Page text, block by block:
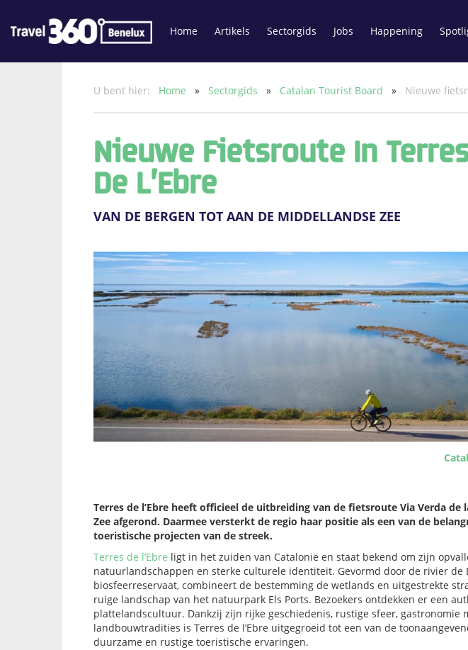
Home Artikels Sectorgids Jobs Happening
U bent hier: Home » Sectorgids » Catalan Tourist Board » Nieuwe
Nieuwe Fietsroute In
De L’Ebre
VAN DE BERGEN TOT AAN DE MIDDELLANDSE ZEE
Terres de l’Ebre heeft officieel de uitbreiding van de fietsroute Via Verda de
Zee afgerond. Daarmee versterkt de regio haar positie als een van de
toeristische projecten van de streek.
Terres de l’Ebre ligt in het zuiden van Catalonië en staat bekend om zijn
natuurlandschappen en sterke culturele identiteit. Gevormd door de rivier de
biosfeerreservaat, combineert de bestemming de wetlands en uitgestrekte
ruige landschap van het natuurpark Els Ports. Bezoekers ontdekken er een
plattelandscultuur. Dankzij zijn rijke geschiedenis, rustige sfeer, gastronomie
landbouwtradities is Terres de l’Ebre uitgegroeid tot een van de
duurzame en rustige toeristische ervaringen.